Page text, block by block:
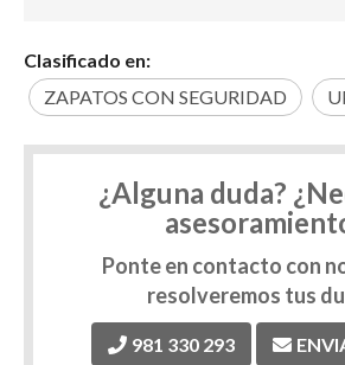
Clasificado en:
ZAPATOS CON SEGURIDAD
¿Alguna duda?
Ponte en contacto con
resolveremos tus
981 330 293